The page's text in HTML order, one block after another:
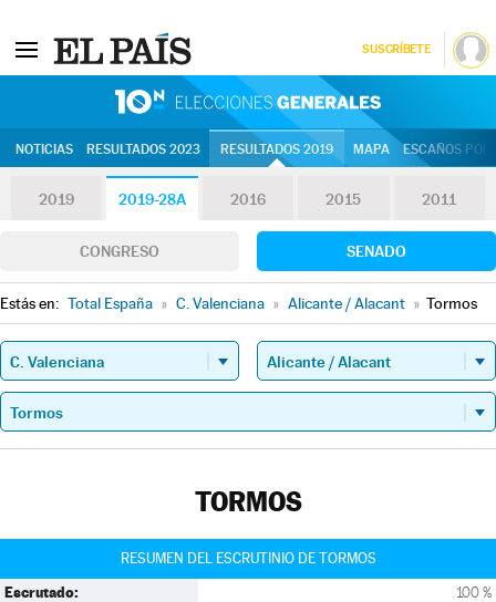
SUSCRÍBETE
NOTICIAS RESULTADOS 2023 RESULTADOS 2019 MAPA ESCAÑOS
2019 2019-28A 2016 2015 2011
CONGRESO SENADO
Estás en: Total España » C. Valenciana » Alicante / Alacant » Tormos
TORMOS
RESUMEN DEL ESCRUTINIO DE TORMOS
Escrutado: 100 %